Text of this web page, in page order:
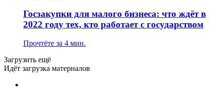
Госзакупки для малого бизнеса: что ждёт в
2022 году тех, кто работает с государством
Прочтёте за 4 мин.
Загрузить ещё
Идёт загрузка материалов